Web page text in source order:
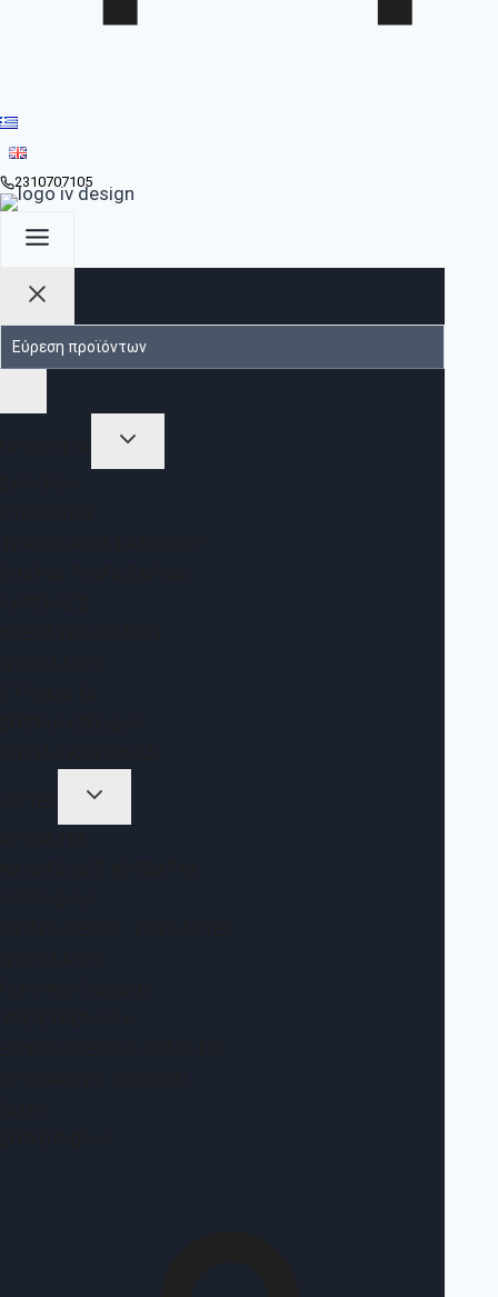
2310707105